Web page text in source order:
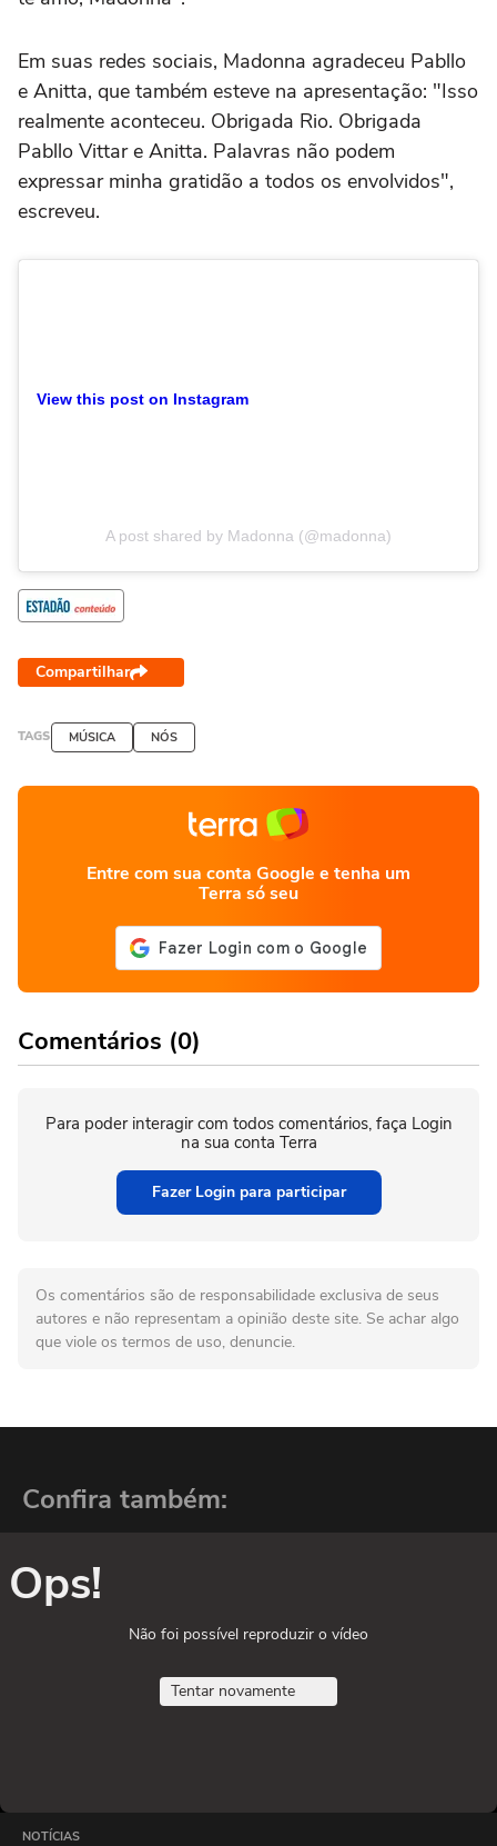
Em suas redes sociais, Madonna agradeceu Pabllo
e Anitta, que também esteve na apresentação: "Isso
realmente aconteceu. Obrigada Rio. Obrigada
Pabllo Vittar e Anitta. Palavras não podem
expressar minha gratidão a todos os envolvidos",
escreveu.
View this post on Instagram
A post shared by Madonna (@madonna)
Compartilhar
TAGS MÚSICA NÓS
Entre com sua conta Google e tenha um
Terra só seu
Comentários (0)
Para poder interagir com todos comentários, faça Login
na sua conta Terra
Fazer Login para participar
Os comentários são de responsabilidade exclusiva de seus
autores e não representam a opinião deste site. Se achar algo
que viole os termos de uso, denuncie.
Confira também:
Ops!
Não foi possível reproduzir o vídeo
Tentar novamente
NOTÍCIAS